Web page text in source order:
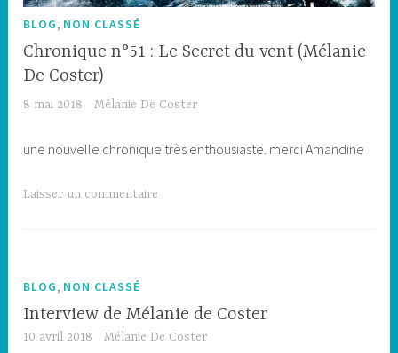
BLOG, NON CLASSÉ
Chronique n°51 : Le Secret du vent (Mélanie
De Coster)
8 mai 2018 Mélanie De Coster
une nouvelle chronique très enthousiaste. merci Amandine
Laisser un commentaire
BLOG NON CLASSÉ
Interview de Mélanie de Coster
10 avril 2018 Mélanie De Coster